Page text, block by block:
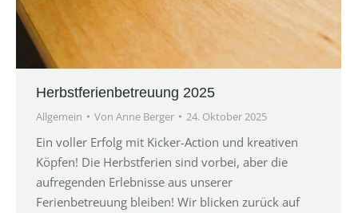
Herbstferienbetreuung 2025
Allgemein Von Anne Berger 24. Oktober 2025
Ein voller Erfolg mit Kicker-Action und kreativen
Köpfen! Die Herbstferien sind vorbei, aber die
aufregenden Erlebnisse aus unserer
Ferienbetreuung bleiben! Wir blicken zurück auf